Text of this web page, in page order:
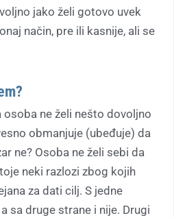
jako želi gotovo uvek
način, pre ili kasnije, ali se
ne želi nešto dovoljno
obmanjuje (ubeđuje) da
ne? Osoba ne želi sebi da
neki razlozi zbog kojih
za dati cilj. S jedne
sa druge strane i nije. Drugi